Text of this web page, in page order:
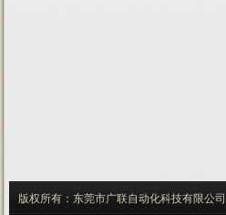
版权所有：东莞市广联自动化科技有限公司 |